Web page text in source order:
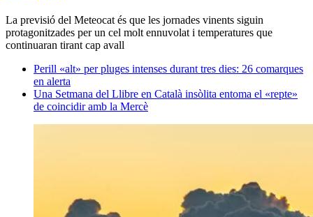
La previsió del Meteocat és que les jornades vinents siguin
protagonitzades per un cel molt ennuvolat i temperatures que
continuaran tirant cap avall
Perill «alt» per pluges intenses durant tres dies: 26 comarques
en alerta
Una Setmana del Llibre en Català insòlita entoma el «repte»
de coincidir amb la Mercè